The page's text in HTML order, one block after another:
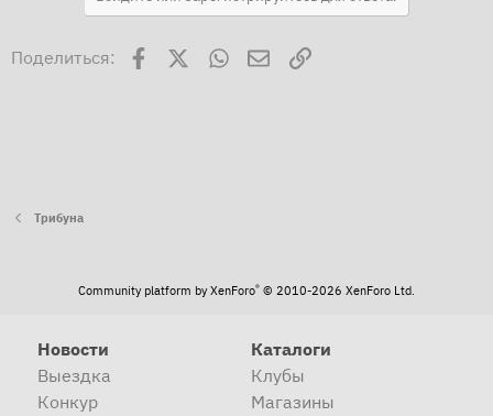
Поделиться: Facebook WhatsAppЭлектронная почта
Ссылка
Трибуна
Community platform by XenForo® © 2010-2026 XenForo Ltd.
Новости
Выездка
Конкур
Каталоги
Клубы
Магазины